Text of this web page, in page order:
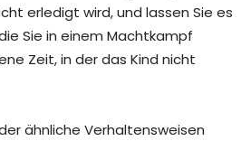
erledigt wird, und lassen Sie es
Sie in einem Machtkampf
Zeit, in der das Kind nicht
ähnliche Verhaltensweisen